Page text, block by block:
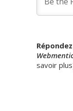
savoir plus